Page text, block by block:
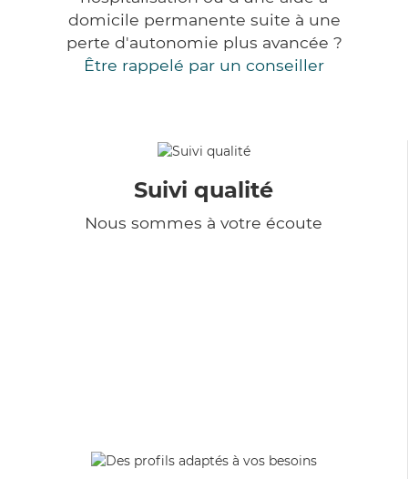
domicile permanente suite à une
perte d'autonomie plus avancée ?
Être rappelé par un conseiller
Suivi qualité
Nous sommes à votre écoute